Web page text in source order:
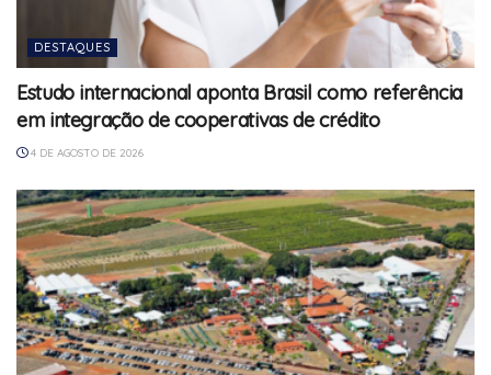
DESTAQUES
Estudo internacional aponta Brasil como referência
em integração de cooperativas de crédito
4 DE AGOSTO DE 2026